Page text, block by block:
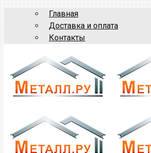
Главная
Доставка и оплата
Контакты